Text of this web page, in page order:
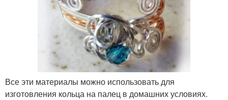
Все эти материалы можно использовать для
изготовления кольца на палец в домашних условиях.